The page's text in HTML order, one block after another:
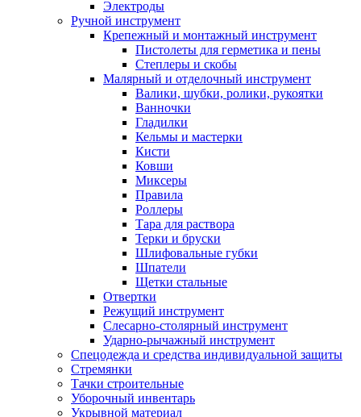
Электроды
Ручной инструмент
Крепежный и монтажный инструмент
Пистолеты для герметика и пены
Степлеры и скобы
Малярный и отделочный инструмент
Валики, шубки, ролики, рукоятки
Ванночки
Гладилки
Кельмы и мастерки
Кисти
Ковши
Миксеры
Правила
Роллеры
Тара для раствора
Терки и бруски
Шлифовальные губки
Шпатели
Щетки стальные
Отвертки
Режущий инструмент
Слесарно-столярный инструмент
Ударно-рычажный инструмент
Спецодежда и средства индивидуальной защиты
Стремянки
Тачки строительные
Уборочный инвентарь
Укрывной материал